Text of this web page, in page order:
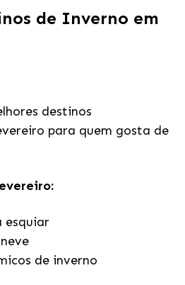
de Inverno em
destinos
para quem gosta de
esquiar
de inverno